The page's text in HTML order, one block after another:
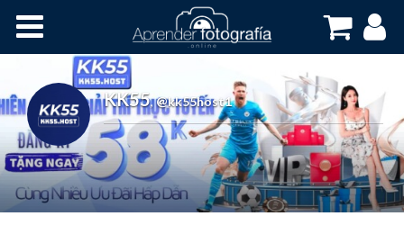
Cursos OnLine
KK55,@kk55host1